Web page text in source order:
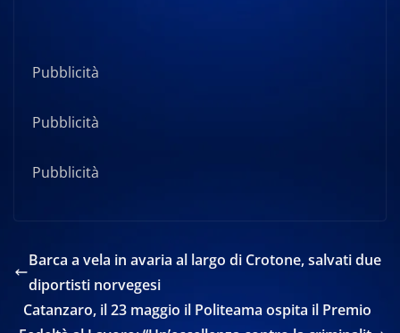
Pubblicità
Pubblicità
Pubblicità
Barca a vela in avaria al largo di Crotone, salvati due
diportisti norvegesi
Catanzaro, il 23 maggio il Politeama ospita il Premio